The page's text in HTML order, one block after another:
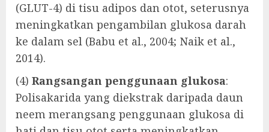
(GLUT-4) di tisu adipos dan otot, seterusnya
meningkatkan pengambilan glukosa darah
ke dalam sel (Babu et al., 2004; Naik et al.,
2014).
(4) Rangsangan penggunaan glukosa:
Polisakarida yang diekstrak daripada daun
neem merangsang penggunaan glukosa di